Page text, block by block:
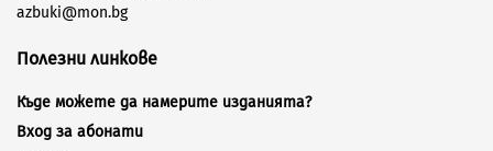
azbuki@mon.bg
Полезни линкове
Къде можете да намерите изданията?
Вход за абонати